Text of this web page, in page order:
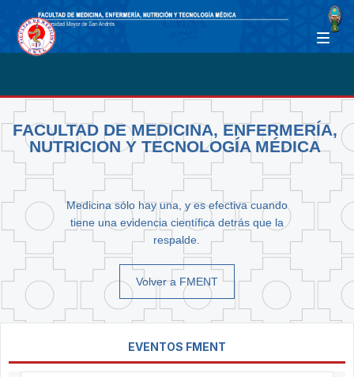
FACULTAD DE MEDICINA, ENFERMERÍA,
NUTRICION Y TECNOLOGÍA MÉDICA
Medicina sólo hay una, y es efectiva cuando
tiene una evidencia científica detrás que la
respalde.
Volver a FMENT
EVENTOS FMENT